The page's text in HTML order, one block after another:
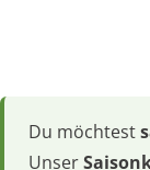
Du möchtest
Unser